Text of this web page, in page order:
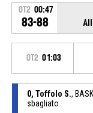
OT2 00:47
83-88
OT2 01:03
0, Toffolo S.,
sbagliato